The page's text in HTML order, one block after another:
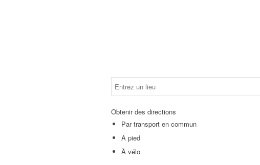
Obtenir des directions
Par transport en commun
A pied
À vélo